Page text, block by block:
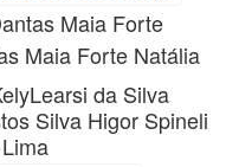
Maia Forte
Maia Forte Natália
da Silva
Silva Higor Spineli